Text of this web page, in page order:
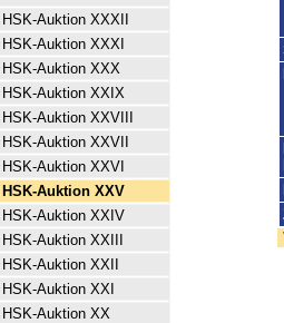
HSK-Auktion XXXII
HSK-Auktion XXXI
HSK-Auktion XXX
HSK-Auktion XXIX
HSK-Auktion XXVIII
HSK-Auktion XXVII
HSK-Auktion XXVI
HSK-Auktion XXV
HSK-Auktion XXIV
HSK-Auktion XXIII
HSK-Auktion XXII
HSK-Auktion XXI
HSK-Auktion XX